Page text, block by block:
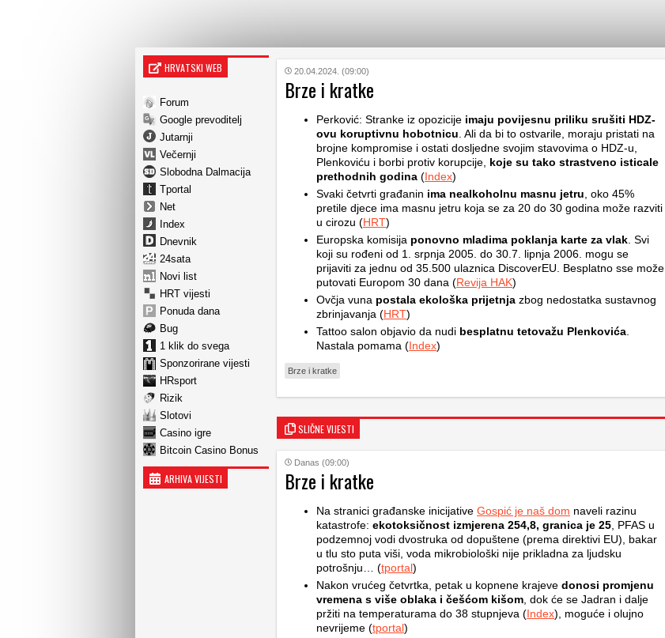
HRVATSKI WEB
Forum
Google prevoditelj
Jutarnji
Večernji
Slobodna Dalmacija
Tportal
Net
Index
Dnevnik
24sata
Novi list
HRT vijesti
Ponuda dana
Bug
1 klik do svega
Sponzorirane vijesti
HRsport
Rizik
Slotovi
Casino igre
Bitcoin Casino Bonus
ARHIVA VIJESTI
20.04.2024. (09:00)
Brze i kratke
Perković: Stranke iz opozicije imaju povijesnu priliku srušiti HDZ-
ovu koruptivnu hobotnicu . Ali da bi to ostvarile, moraju pristati na
brojne kompromise i ostati dosljedne svojim stavovima o HDZ-u,
Plenkoviću i borbi protiv korupcije, koje su tako strastveno isticale
prethodnih godina (Index)
Svaki četvrti građanin ima nealkoholnu masnu jetru , oko 45%
pretile djece ima masnu jetru koja se za 20 do 30 godina može razviti
u cirozu (HRT)
Europska komisija ponovno mladima poklanja karte za vlak . Svi
koji su rođeni od 1. srpnja 2005. do 30.7. lipnja 2006. mogu se
prijaviti za jednu od 35.500 ulaznica DiscoverEU. Besplatno sse može
putovati Europom 30 dana (Revija HAK)
Ovčja vuna postala ekološka prijetnja zbog nedostatka sustavnog
zbrinjavanja (HRT)
Tattoo salon objavio da nudi besplatnu tetovažu Plenkovića
Nastala pomama (Index)
Brze i kratke
SLIČNE VIJESTI
Danas (09:00)
Brze i kratke
Na stranici građanske inicijative Gospić je naš dom naveli razinu
katastrofe: ekotoksičnost izmjerena 254,8, granica je 25 , PFAS u
podzemnoj vodi dvostruka od dopuštene (prema direktivi EU), bakar
u tlu sto puta viši, voda mikrobiološki nije prikladna za ljudsku
potrošnju… (tportal)
Nakon vrućeg četvrtka, petak u kopnene krajeve donosi promjenu
vremena s više oblaka i češćom kišom , dok će se Jadran i dalje
pržiti na temperaturama do 38 stupnjeva (Index), moguće i olujno
nevrijeme (tportal)